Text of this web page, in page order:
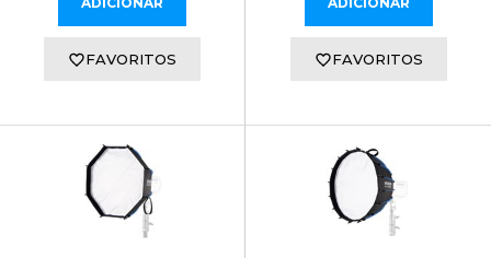
FAVORITOS FAVORITOS